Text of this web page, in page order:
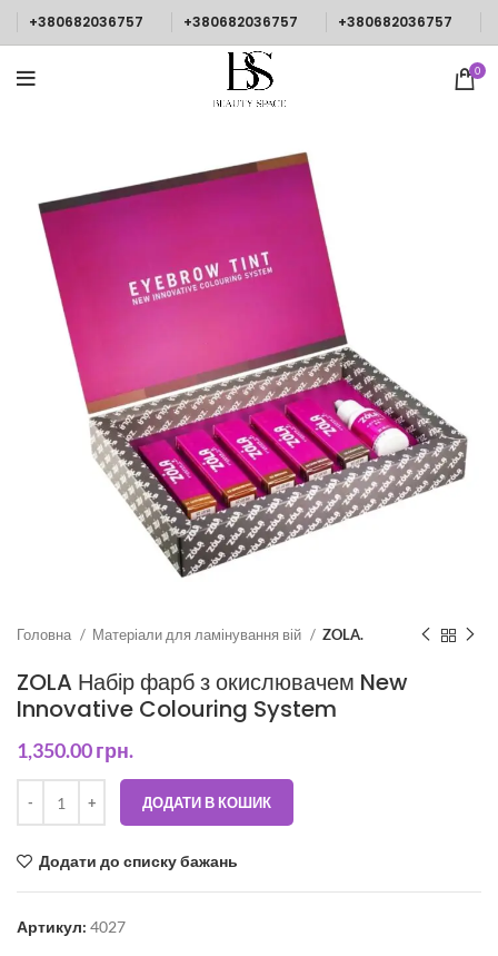
+380682036757 +380682036757 +380682036757
0
Головна Матеріали для ламінування вій ZOLA.
ZOLA Набір фарб з окислювачем New
Innovative Colouring System
1,350.00грн.
ДОДАТИ В КОШИК
Додати до списку бажань
Артикул: 4027